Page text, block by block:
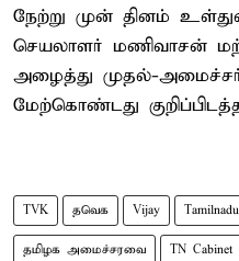
நேற்று முன் தினம்
செயலாளர் மணிவாசன்
அழைத்து முதல்-
மேற்கொண்டது
TVK தவெக Vijay Tamilnadu
தமிழக அமைச்சரவை TN Cabinet